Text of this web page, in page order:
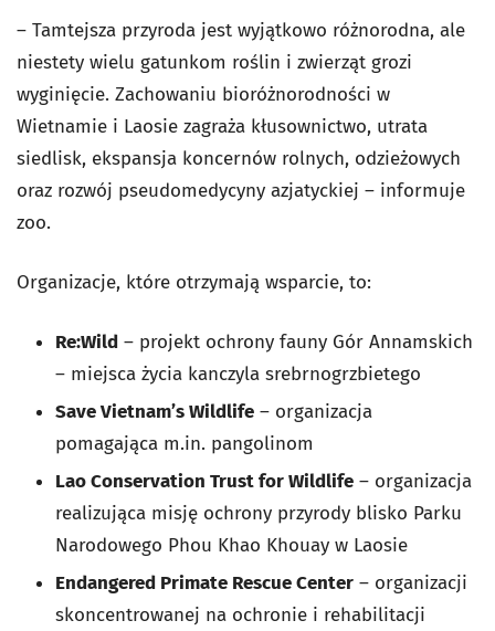
– Tamtejsza przyroda jest wyjątkowo różnorodna, ale
niestety wielu gatunkom roślin i zwierząt grozi
wyginięcie. Zachowaniu bioróżnorodności w
Wietnamie i Laosie zagraża kłusownictwo, utrata
siedlisk, ekspansja koncernów rolnych, odzieżowych
oraz rozwój pseudomedycyny azjatyckiej – informuje
zoo.
Organizacje, które otrzymają wsparcie, to:
Re:Wild – projekt ochrony fauny Gór Annamskich
– miejsca życia kanczyla srebrnogrzbietego
Save Vietnam’s Wildlife – organizacja
pomagająca m.in. pangolinom
Lao Conservation Trust for Wildlife – organizacja
realizująca misję ochrony przyrody blisko Parku
Narodowego Phou Khao Khouay w Laosie
Endangered Primate Rescue Center – organizacji
skoncentrowanej na ochronie i rehabilitacji